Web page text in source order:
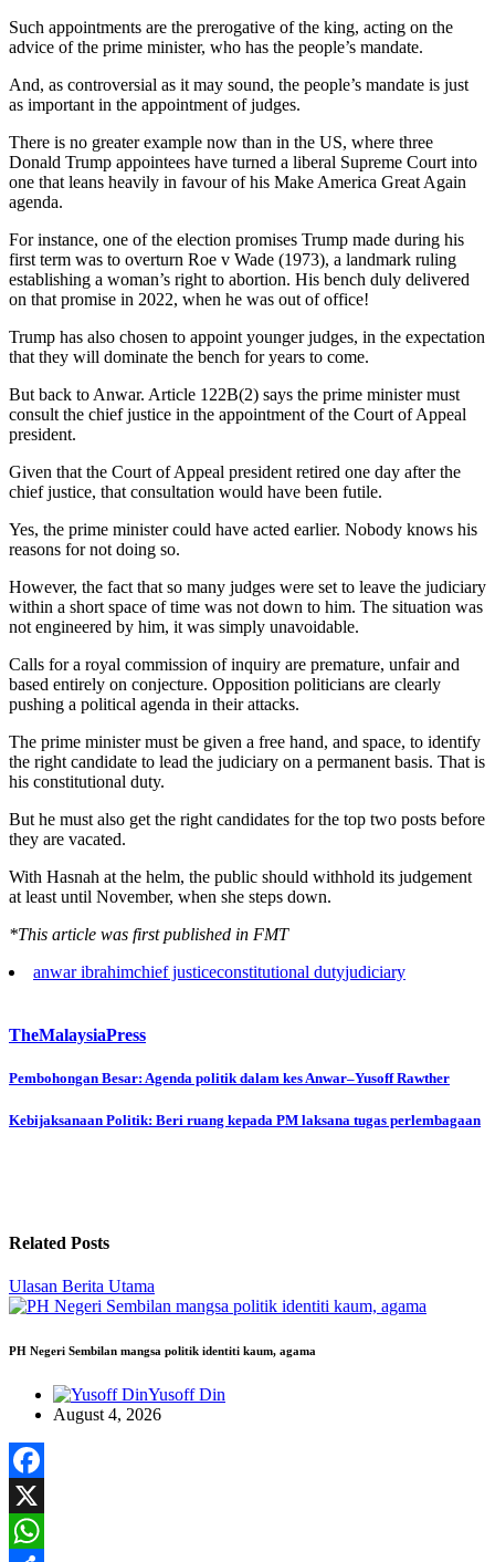
Such appointments are the prerogative of the king, acting on the
advice of the prime minister, who has the people’s mandate.
And, as controversial as it may sound, the people’s mandate is just
as important in the appointment of judges.
There is no greater example now than in the US, where three
Donald Trump appointees have turned a liberal Supreme Court into
one that leans heavily in favour of his Make America Great Again
agenda.
For instance, one of the election promises Trump made during his
first term was to overturn Roe v Wade (1973), a landmark ruling
establishing a woman’s right to abortion. His bench duly delivered
on that promise in 2022, when he was out of office!
Trump has also chosen to appoint younger judges, in the expectation
that they will dominate the bench for years to come.
But back to Anwar. Article 122B(2) says the prime minister must
consult the chief justice in the appointment of the Court of Appeal
president.
Given that the Court of Appeal president retired one day after the
chief justice, that consultation would have been futile.
Yes, the prime minister could have acted earlier. Nobody knows his
reasons for not doing so.
However, the fact that so many judges were set to leave the judiciary
within a short space of time was not down to him. The situation was
not engineered by him, it was simply unavoidable.
Calls for a royal commission of inquiry are premature, unfair and
based entirely on conjecture. Opposition politicians are clearly
pushing a political agenda in their attacks.
The prime minister must be given a free hand, and space, to identify
the right candidate to lead the judiciary on a permanent basis. That is
his constitutional duty.
But he must also get the right candidates for the top two posts before
they are vacated.
With Hasnah at the helm, the public should withhold its judgement
at least until November, when she steps down.
*This article was first published in FMT
anwar ibrahimchief justiceconstitutional dutyjudiciary
TheMalaysiaPress
Post
navigation
Pembohongan Besar: Agenda politik dalam kes Anwar–Yusoff Rawther
Kebijaksanaan Politik: Beri ruang kepada PM laksana tugas perlembagaan
Related Posts
Ulasan Berita Utama
PH Negeri Sembilan mangsa politik identiti kaum, agama
Yusoff Din
August 4, 2026
Facebook
X